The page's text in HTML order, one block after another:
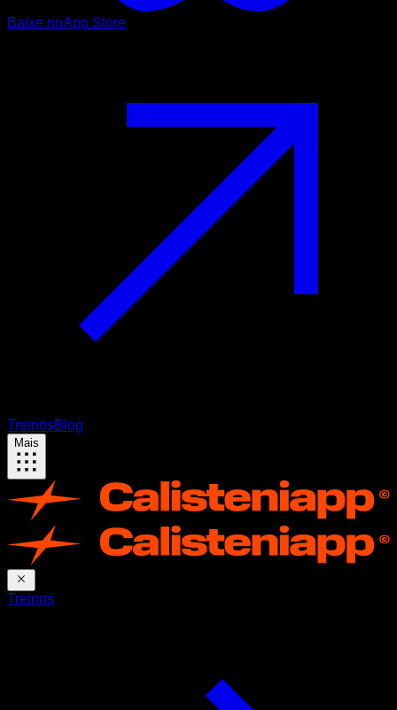
Baixe noApp Store
TreinosBlog
Mais
Treinos